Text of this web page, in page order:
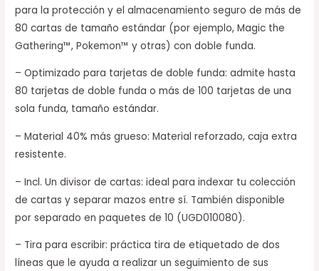
para la protección y el almacenamiento seguro de más de
80 cartas de tamaño estándar (por ejemplo, Magic the
Gathering™, Pokemon™ y otras) con doble funda.
– Optimizado para tarjetas de doble funda: admite hasta
80 tarjetas de doble funda o más de 100 tarjetas de una
sola funda, tamaño estándar.
– Material 40% más grueso: Material reforzado, caja extra
resistente.
– Incl. Un divisor de cartas: ideal para indexar tu colección
de cartas y separar mazos entre sí. También disponible
por separado en paquetes de 10 (UGD010080).
– Tira para escribir: práctica tira de etiquetado de dos
líneas que le ayuda a realizar un seguimiento de sus